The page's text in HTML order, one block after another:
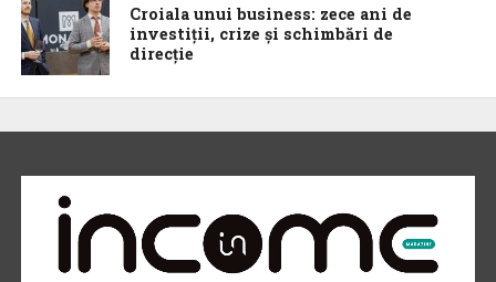
Croiala unui business: zece ani de
investiții, crize și schimbări de
direcție